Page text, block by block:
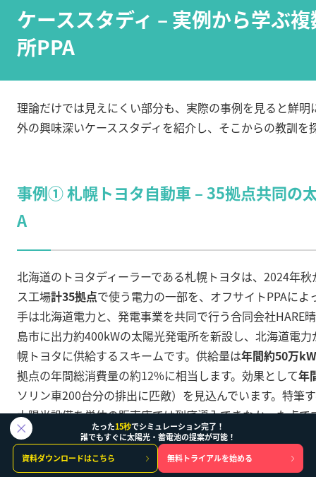
ケーススタディ – 実例から学ぶ
所PPA
理論だけでは見えにくい部分も、実際の事例を見ると鮮明
外の興味深いケーススタディを紹介し、そこからの教訓を
事例① 札幌トヨタ自動車 – 35拠点共同の
A
北海道のトヨタディーラーである札幌トヨタは、2024年
ス工場計35拠点で使う電力の一部を、オフサイトPPAによ
手は北海道電力と、発電事業を共同で行う合同会社HARE
島市に出力約400kWの太陽光発電所を新設し、北海道電
幌トヨタに供給するスキームです。供給量は年間約50万
拠点の年間総消費量の約12%に相当します。効果として年
ソリン車200台分の排出に匹敵）を見込んでいます。特筆
太陽光設備を単体の販売店では到底導入できなかった点で
規模だからこそ400kWもの設備が活かせ、北海道電力に
り経済性が出るというWin-Winでした。またトヨタとして
たった15秒でシミュレーション完了！
誰でもすぐに太陽光・蓄電池の提案が可能！
資料ダウンロードはこちら
無料トライアルを始める